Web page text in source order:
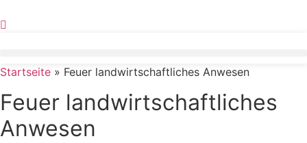
Inhalt
Startseite » Feuer landwirtschaftliches Anwesen
Feuer landwirtschaftliches
Anwesen